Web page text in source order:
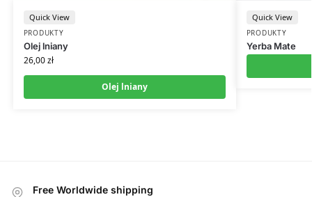
PRODUKTY
Olej lniany
26,00zł
Olej lniany
Quick View
PRODUKTY
Yerba Mate
Quick View
Free Worldwide shipping